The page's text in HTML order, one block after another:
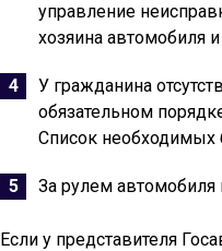
управление
хозяина автомобиля
У гражданина
обязательном
Список необходимых
За рулем
Если у представителя